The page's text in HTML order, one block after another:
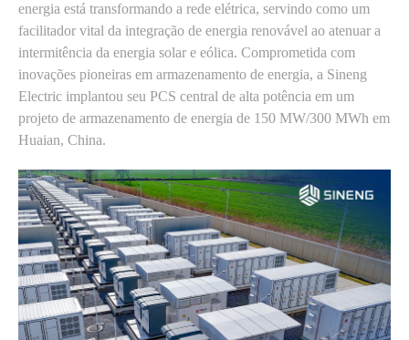
energia está transformando a rede elétrica, servindo como um
facilitador vital da integração de energia renovável ao atenuar a
intermitência da energia solar e eólica. Comprometida com
inovações pioneiras em armazenamento de energia, a Sineng
Electric implantou seu PCS central de alta potência em um
projeto de armazenamento de energia de 150 MW/300 MWh em
Huaian, China.